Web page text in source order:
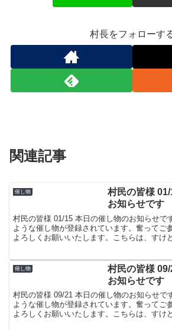
村長をフォローす
関連記事
催し物
村民の皆様
お知らせです
村民の皆様 01/15 本日の催し物のお知らせで
ような催し物が登録されています。奮ってご
よろしくお願いいたします。こちらは、すけ
催し物
村民の皆様
お知らせです
村民の皆様 09/21 本日の催し物のお知らせで
ような催し物が登録されています。奮ってご
よろしくお願いいたします。こちらは、すけ